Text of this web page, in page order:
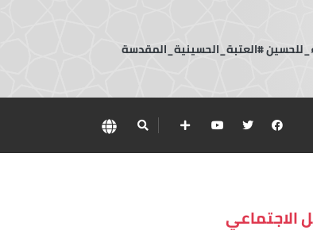
#العتبة_الحسينية_المقدسة
الاجتماعي